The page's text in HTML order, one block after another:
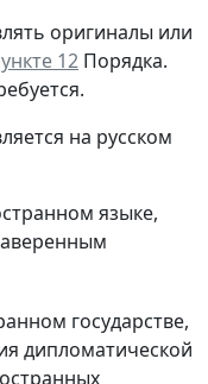
оригиналы или
12 Порядка.
на русском
языке,
государстве,
дипломатической